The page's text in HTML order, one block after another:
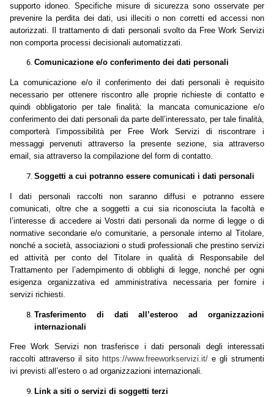
supporto idoneo. Specifiche misure di sicurezza sono osservate per
prevenire la perdita dei dati, usi illeciti o non corretti ed accessi non
autorizzati. Il trattamento di dati personali svolto da Free Work Servizi
non comporta processi decisionali automatizzati.
Comunicazione e/o conferimento dei dati personali
La comunicazione e/o il conferimento dei dati personali è requisito
necessario per ottenere riscontro alle proprie richieste di contatto e
quindi obbligatorio per tale finalità: la mancata comunicazione e/o
conferimento dei dati personali da parte dell’interessato, per tale finalità,
comporterà l’impossibilità per Free Work Servizi
di riscontrare i
messaggi pervenuti attraverso la presente sezione, sia attraverso
email, sia attraverso la compilazione del form di contatto.
Soggetti a cui potranno essere comunicati i dati personali
I dati personali raccolti non saranno diffusi e potranno essere
comunicati, oltre che a soggetti a cui sia riconosciuta la facoltà e
l’interesse di accedere ai Vostri dati personali da norme di legge o di
normative secondarie e/o comunitarie, a personale interno al Titolare,
nonché a società, associazioni o studi professionali che prestino servizi
ed attività per conto del Titolare in qualità di Responsabile del
Trattamento per l’adempimento di obblighi di legge, nonché per ogni
esigenza organizzativa ed amministrativa necessaria per fornire i
servizi richiesti.
Trasferimento di dati all’esteroo ad organizzazioni
internazionali
Free Work Servizi non trasferisce i dati personali degli interessati
raccolti attraverso il sito https://www.freeworkservizi.it/ e gli strumenti
ivi previsti all’estero o ad organizzazioni internazionali.
Link a siti o servizi di soggetti terzi